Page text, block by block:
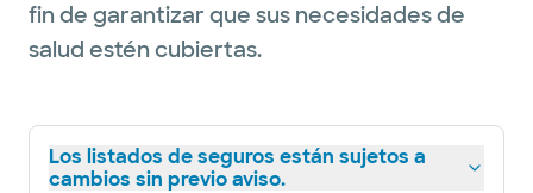
fin de garantizar que sus necesidades de
salud estén cubiertas.
Los listados de seguros están sujetos a
cambios sin previo aviso.